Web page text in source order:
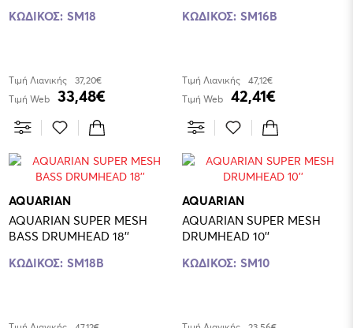
ΚΩΔΙΚΟΣ: SM18
Τιμή Λιανικής
37,20€
Τιμή Web
33,48€
ΚΩΔΙΚΟΣ: SM16B
Τιμή Λιανικής
47,12€
Τιμή Web
42,41€
AQUARIAN
AQUARIAN SUPER MESH
BASS DRUMHEAD 18''
ΚΩΔΙΚΟΣ: SM18B
AQUARIAN
AQUARIAN SUPER MESH
DRUMHEAD 10''
ΚΩΔΙΚΟΣ: SM10